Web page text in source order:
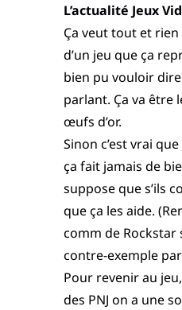
L’actualité Jeux
Ça veut tout et
d’un jeu que ça
bien pu vouloir
parlant. Ça va être
œufs d’or.
Sinon c’est vrai
ça fait jamais de
suppose que s’ils
que ça les aide.
comm de Rockstar
contre-exemple
Pour revenir au
des PNJ on a une